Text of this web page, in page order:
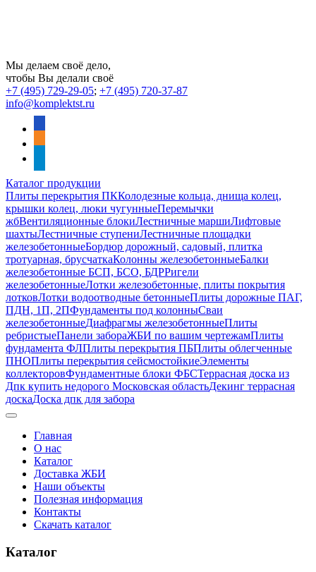
Мы делаем своё дело,
чтобы Вы делали своё
+7 (495) 729-29-05; +7 (495) 720-37-87
info@komplektst.ru
Каталог продукции
Плиты перекрытия ПККолодезные кольца, днища колец,
крышки колец, люки чугунныеПеремычки
жбВентиляционные блокиЛестничные маршиЛифтовые
шахтыЛестничные ступениЛестничные площадки
железобетонныеБордюр дорожный, садовый, плитка
тротуарная, брусчаткаКолонны железобетонныеБалки
железобетонные БСП, БСО, БДРРигели
железобетонныеЛотки железобетонные, плиты покрытия
лотковЛотки водоотводные бетонныеПлиты дорожные ПАГ,
ПДН, 1П, 2ПФундаменты под колонныСваи
железобетонныеДиафрагмы железобетонныеПлиты
ребристыеПанели забораЖБИ по вашим чертежамПлиты
фундамента ФЛПлиты перекрытия ПБПлиты облегченные
ПНОПлиты перекрытия сейсмостойкиеЭлементы
коллекторовФундаментные блоки ФБСТеррасная доска из
Дпк купить недорого Московская областьДекинг террасная
доскаДоска дпк для забора
Главная
О нас
Каталог
Доставка ЖБИ
Наши объекты
Полезная информация
Контакты
Скачать каталог
Каталог